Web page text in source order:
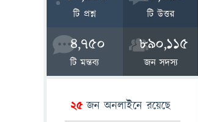
টি প্রশ্ন টি উত্তর
4,750
টি মন্তব্য
890,115
জন সদস্য
25জন অনলাইনে রয়েছে